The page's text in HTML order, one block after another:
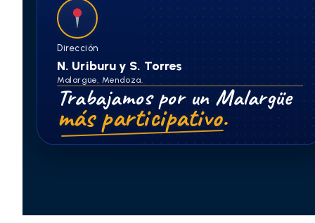
Dirección
N. Uriburu y S. Torres
Malargüe, Mendoza.
Trabajamos por un Malargüe
más participativo.